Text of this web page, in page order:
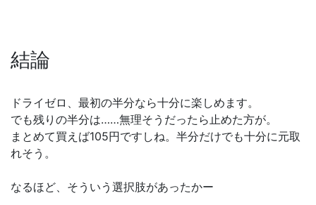
結論
ドライゼロ、最初の半分なら十分に楽しめます。
でも残りの半分は……無理そうだったら止めた方が。
まとめて買えば105円ですしね。半分だけでも十分に元取
れそう。
なるほど、そういう選択肢があったかー